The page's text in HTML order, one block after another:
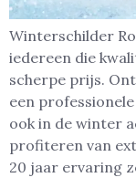
Winterschilder
iedereen die
scherpe prijs.
een
ook in de winter
profiteren van
20 jaar ervaring